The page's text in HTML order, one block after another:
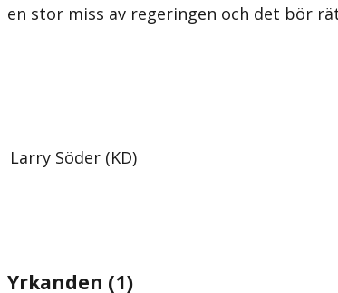
en stor miss av regeringen och det bör
Larry Söder (KD)
Yrkanden (1)